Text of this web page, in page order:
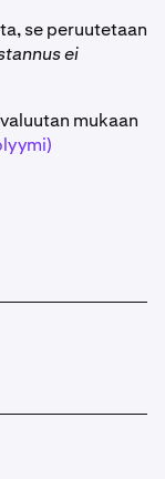
se peruutetaan
ei
mukaan